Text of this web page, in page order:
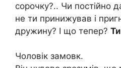
сорочку?.. Чи постійно
не ти принижував і
дружину? І що тепер?
Чоловік замовк.